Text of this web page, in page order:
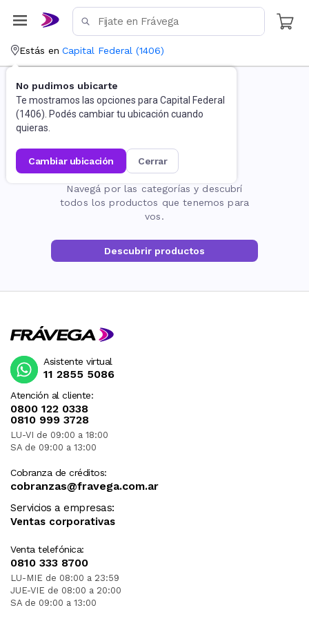
Estás en Capital Federal (1406)
No pudimos ubicarte
Te mostramos las opciones para Capital Federal
(1406). Podés cambiar tu ubicación cuando
quieras.
cambiar ubicación cerrar
La página no existe
Navegá por las categorías y descubrí
todos los productos que tenemos para
vos.
Descubrir productos
Atención al cliente:
0800 122 0338
0810 999 3728
LU-VI de 09:00 a 18:00
SA de 09:00 a 13:00
Cobranza de créditos:
cobranzas@fravega.com.ar
Servicios a empresas:
Ventas corporativas
Venta telefónica:
0810 333 8700
LU-MIE de 08:00 a 23:59
JUE-VIE de 08:00 a 20:00
SA de 09:00 a 13:00
Asistente virtual
11 2855 5086